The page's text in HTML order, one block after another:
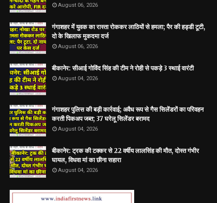
August 06, 2026
गंगाशहर में युवक का रास्ता रोककर लाठियों से हमला; पैर की हड्डी टूटी,
दो के खिलाफ मुकदमा दर्ज
August 06, 2026
बीकानेर: सीआई गोविंद सिंह की टीम ने रोही से पकड़े 3 स्थाई वारंटी
August 04, 2026
गंगाशहर पुलिस की बड़ी कार्रवाई; अवैध रूप से गैस सिलेंडरों का परिवहन
करती पिकअप जब्त; 37 घरेलू सिलेंडर बरामद
August 04, 2026
बीकानेर: ट्रक की टक्कर से 22 वर्षीय लालसिंह की मौत, दोस्त गंभीर
घायल, विधवा मां का छीना सहारा
August 04, 2026